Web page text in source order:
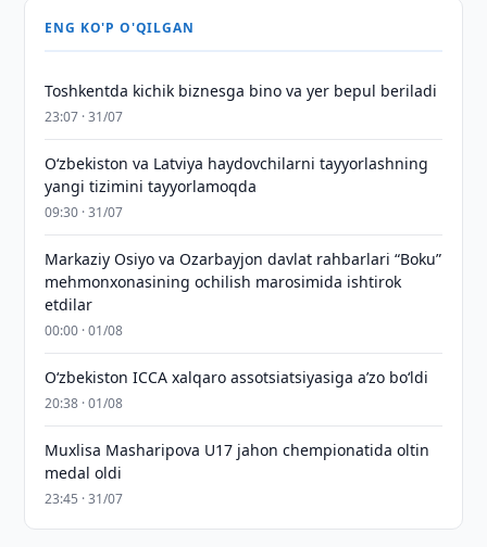
ENG KO'P O'QILGAN
Toshkentda kichik biznesga bino va yer bepul beriladi
23:07 · 31/07
Oʻzbekiston va Latviya haydovchilarni tayyorlashning
yangi tizimini tayyorlamoqda
09:30 · 31/07
Markaziy Osiyo va Ozarbayjon davlat rahbarlari “Boku”
mehmonxonasining ochilish marosimida ishtirok
etdilar
00:00 · 01/08
O‘zbekiston ICCA xalqaro assotsiatsiyasiga aʼzo bo‘ldi
20:38 · 01/08
Muxlisa Masharipova U17 jahon chempionatida oltin
medal oldi
23:45 · 31/07